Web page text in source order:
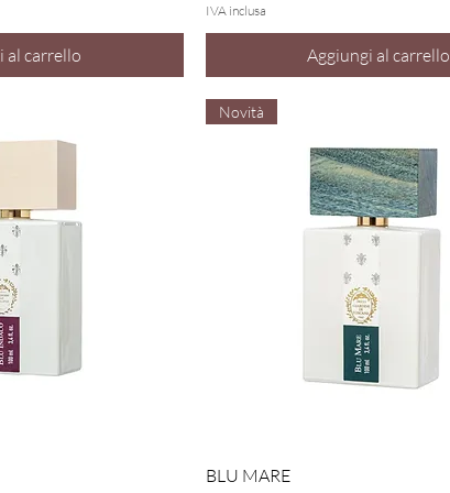
al carrello
IVA inclusa
Aggiungi al carrello
Novità
BLU MARE